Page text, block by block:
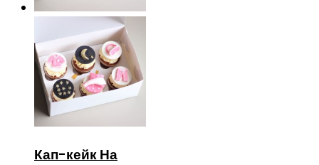
Кап-кейк На